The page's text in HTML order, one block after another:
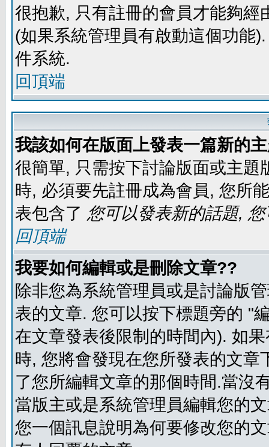
很抱歉, 只有註冊的會員才能夠
(如果系統管理員有啟動這個功能
件系統.
回頂端
我該如何在版面上發表一篇新的
很簡單, 只需按下討論版面或主
時, 必須要先註冊成為會員, 您所
表包含了 您可以發表新的話題,
回頂端
我要如何編輯或是刪除文章??
除非您為系統管理員或是討論版
表的文章. 您可以按下標題旁的 "
在文章發表後限制的時間內). 如
時, 您將會發現在您所發表的文
了您所編輯文章的那個時間.當沒
當版主或是系統管理員編輯您的
您一個訊息說明為何要修改您的